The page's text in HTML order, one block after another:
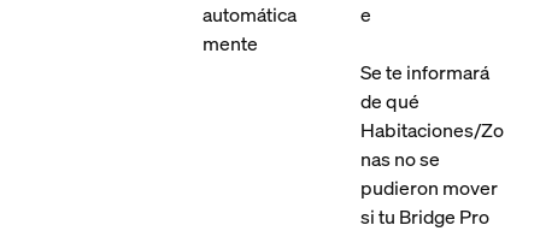
automática
mente
e
Se te informará
de qué
Habitaciones/Zo
nas no se
pudieron mover
si tu Bridge Pro